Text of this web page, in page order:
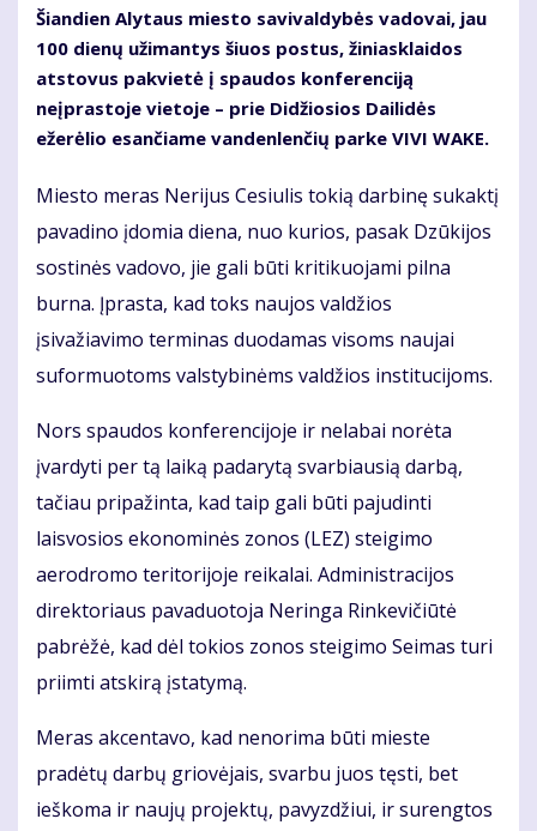
Šiandien Alytaus miesto savivaldybės vadovai, jau
100 dienų užimantys šiuos postus, žiniasklaidos
atstovus pakvietė į spaudos konferenciją
neįprastoje vietoje – prie Didžiosios Dailidės
ežerėlio esančiame vandenlenčių parke VIVI WAKE.
Miesto meras Nerijus Cesiulis tokią darbinę sukaktį
pavadino įdomia diena, nuo kurios, pasak Dzūkijos
sostinės vadovo, jie gali būti kritikuojami pilna
burna. Įprasta, kad toks naujos valdžios
įsivažiavimo terminas duodamas visoms naujai
suformuotoms valstybinėms valdžios institucijoms.
Nors spaudos konferencijoje ir nelabai norėta
įvardyti per tą laiką padarytą svarbiausią darbą,
tačiau pripažinta, kad taip gali būti pajudinti
laisvosios ekonominės zonos (LEZ) steigimo
aerodromo teritorijoje reikalai. Administracijos
direktoriaus pavaduotoja Neringa Rinkevičiūtė
pabrėžė, kad dėl tokios zonos steigimo Seimas turi
priimti atskirą įstatymą.
Meras akcentavo, kad nenorima būti mieste
pradėtų darbų griovėjais, svarbu juos tęsti, bet
ieškoma ir naujų projektų, pavyzdžiui, ir surengtos